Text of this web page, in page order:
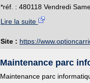
*réf. : 480118 Vendredi
Lire la suite
Site : https://
Maintenance parc
Maintenance parc